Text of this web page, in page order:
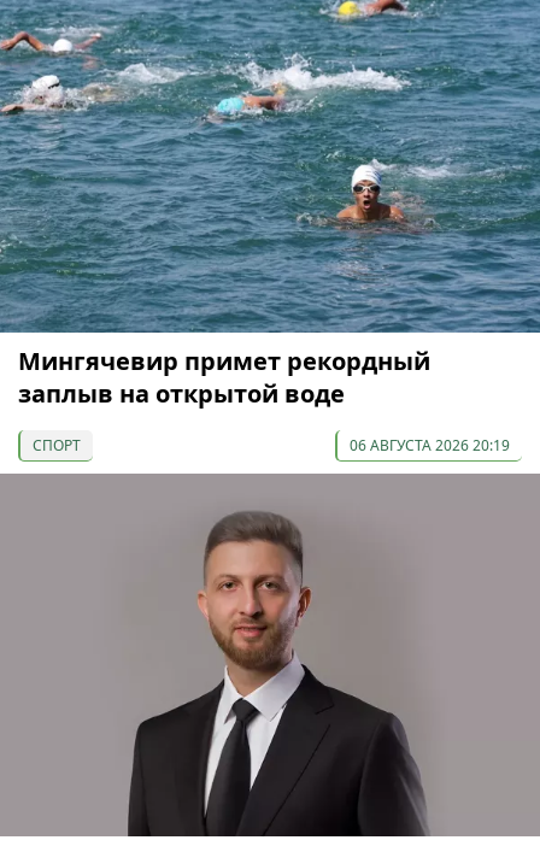
Мингячевир примет рекордный
заплыв на открытой воде
СПОРТ 06 АВГУСТА 2026 20:19